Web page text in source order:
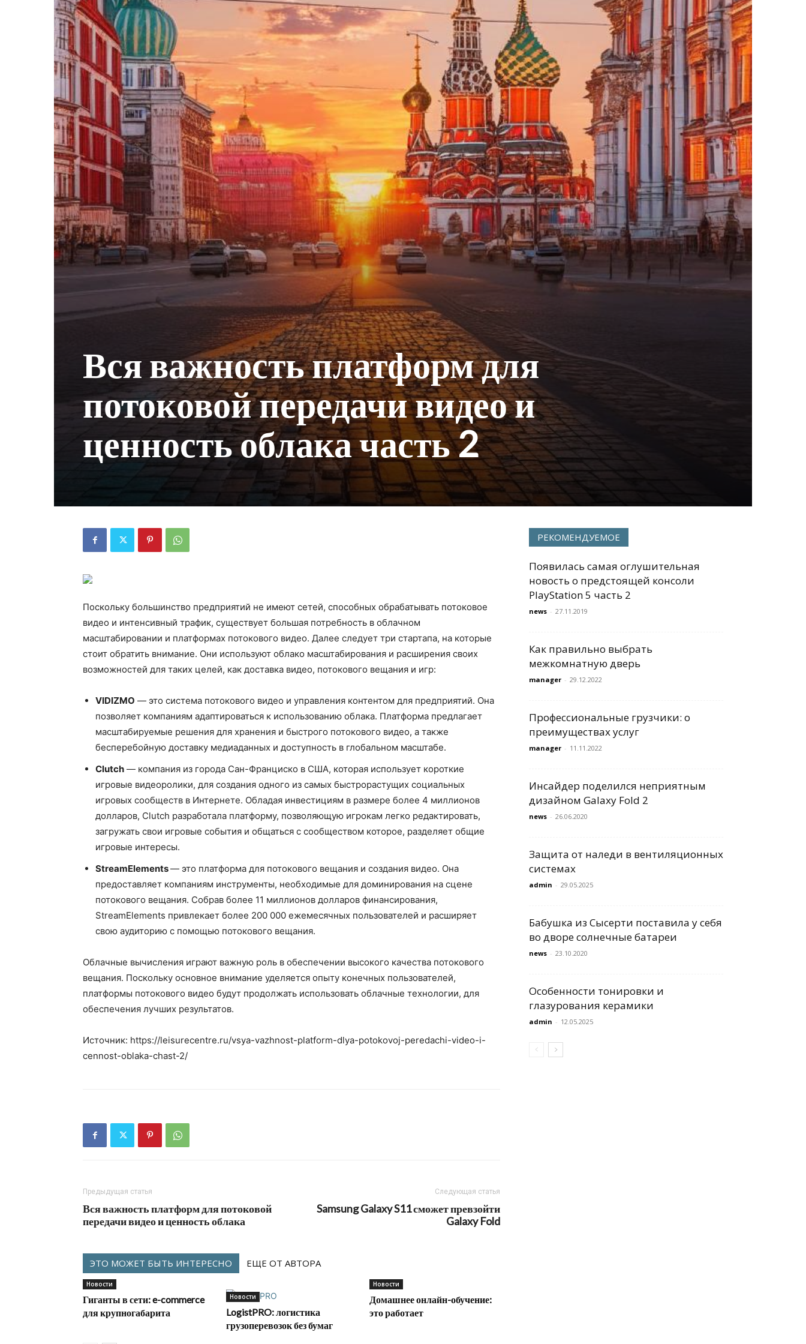
Вся важность платформ для
потоковой передачи видео и
ценность облака часть 2
Поскольку большинство предприятий не имеют сетей, способных обрабатывать потоковое
видео и интенсивный трафик, существует большая потребность в облачном
масштабировании и платформах потокового видео. Далее следует три стартапа, на которые
стоит обратить внимание. Они используют облако масштабирования и расширения своих
возможностей для таких целей, как доставка видео, потокового вещания и игр:
VIDIZMO — это система потокового видео и управления контентом для предприятий. Она
позволяет компаниям адаптироваться к использованию облака. Платформа предлагает
масштабируемые решения для хранения и быстрого потокового видео, а также
бесперебойную доставку медиаданных и доступность в глобальном масштабе.
Clutch — компания из города Сан-Франциско в США, которая использует короткие
игровые видеоролики, для создания одного из самых быстрорастущих социальных
игровых сообществ в Интернете. Обладая инвестициям в размере более 4 миллионов
долларов, Clutch разработала платформу, позволяющую игрокам легко редактировать,
загружать свои игровые события и общаться с сообществом которое, разделяет общие
игровые интересы.
StreamElements— это платформа для потокового вещания и создания видео. Она
предоставляет компаниям инструменты, необходимые для доминирования на сцене
потокового вещания. Собрав более 11 миллионов долларов финансирования,
StreamElements привлекает более 200 000 ежемесячных пользователей и расширяет
свою аудиторию с помощью потокового вещания.
Облачные вычисления играют важную роль в обеспечении высокого качества потокового
вещания. Поскольку основное внимание уделяется опыту конечных пользователей,
платформы потокового видео будут продолжать использовать облачные технологии, для
обеспечения лучших результатов.
Источник: https://leisurecentre.ru/vsya-vazhnost-platform-dlya-potokovoj-peredachi-video-i-
cennost-oblaka-chast-2/
Предыдущая статья
Вся важность платформ для потоковой
передачи видео и ценность облака
Следующая статья
Samsung Galaxy S11 сможет превзойти
Galaxy Fold
ЭТО МОЖЕТ БЫТЬ ИНТЕРЕСНО ЕЩЕ ОТ АВТОРА
Новости
Гиганты в сети: e-commerce
для крупногабарита
Новости
LogistPRO: логистика
грузоперевозок без бумаг
Новости
Домашнее онлайн-обучение:
это работает
РЕКОМЕНДУЕМОЕ
Появилась самая оглушительная
новость о предстоящей консоли
PlayStation 5 часть 2
news - 27.11.2019
Как правильно выбрать
межкомнатную дверь
manager - 29.12.2022
Профессиональные грузчики: о
преимуществах услуг
manager - 11.11.2022
Инсайдер поделился неприятным
дизайном Galaxy Fold 2
news - 26.06.2020
Защита от наледи в вентиляционных
системах
admin - 29.05.2025
Бабушка из Сысерти поставила у себя
во дворе солнечные батареи
news - 23.10.2020
Особенности тонировки и
глазурования керамики
admin - 12.05.2025